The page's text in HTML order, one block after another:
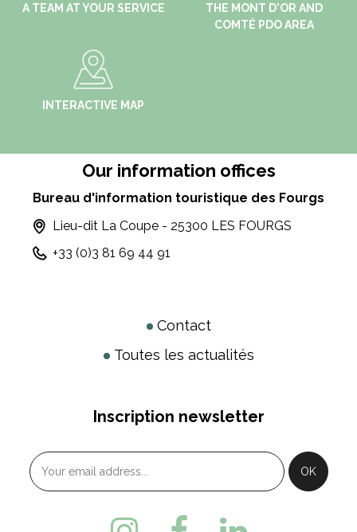
A TEAM AT YOUR SERVICE
THE MONT D'OR AND
COMTÉ PDO AREA
INTERACTIVE MAP
Our information offices
Bureau d'information touristique des Fourgs
Lieu-dit La Coupe - 25300 LES FOURGS
+33 (0)3 81 69 44 91
Contact
Toutes les actualités
Inscription newsletter